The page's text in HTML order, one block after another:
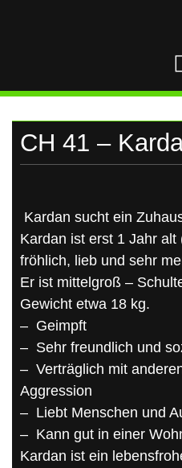
CH 41 –
Kardan sucht ein
Kardan ist erst 1 Jahr
fröhlich, lieb und sehr
Er ist mittelgroß –
Gewicht etwa 18 kg.
– Geimpft
– Sehr freundlich und
– Verträglich mit
Aggression
– Liebt Menschen und
– Kann gut in einer
Kardan ist ein